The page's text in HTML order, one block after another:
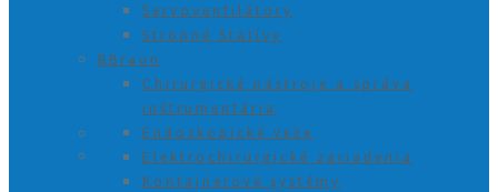
Servoventilátory
Stropné Statívy
BBraun
Chirurgické nástroje a správa
inštrumentária
Endoskopické veže
Elektrochirurgické zariadenia
Kontajnerové systémy